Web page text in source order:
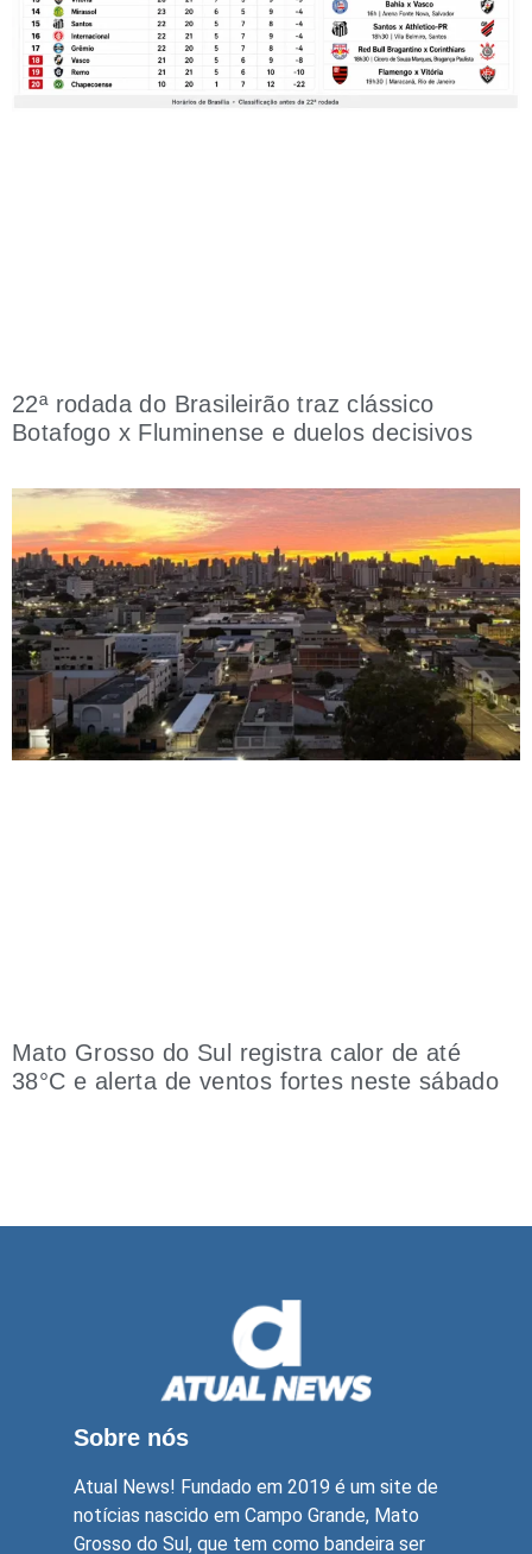
22ª rodada do Brasileirão traz clássico
Botafogo x Fluminense e duelos decisivos
Mato Grosso do Sul registra calor de até
38°C e alerta de ventos fortes neste sábado
Sobre nós
Atual News! Fundado em 2019 é um site de
notícias nascido em Campo Grande, Mato
Grosso do Sul, que tem como bandeira ser